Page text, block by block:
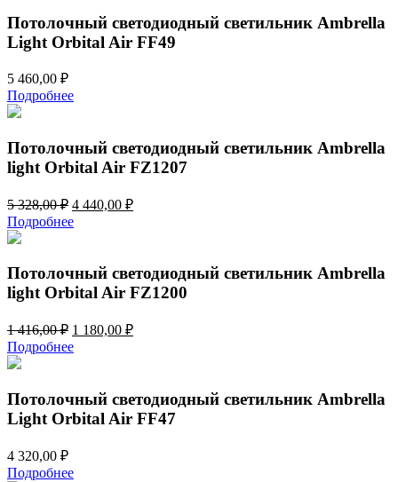
FZ1203
Потолочный светодиодный светильник Ambrella
Light Orbital Air FF49
5 460,00 ₽
Подробнее
Потолочный светодиодный светильник Ambrella
light Orbital Air FZ1207
5 328,00₽ Первоначальная
цена
составляла
328,00 ₽.
4 440,00 ₽Текущая
Подробнее
Потолочный светодиодный светильник Ambrella
light Orbital Air FZ1200
1 416,00₽ Первоначальная
цена
составляла
416,00 ₽.
1 180,00 ₽Текущая
Подробнее
Потолочный светодиодный светильник Ambrella
Light Orbital Air FF47
4 320,00 ₽
Подробнее